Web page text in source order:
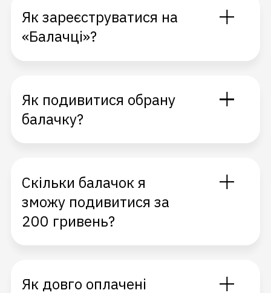
Як зареєструватися на
«Балачці»?
Як подивитися обрану
балачку?
Скільки балачок я
зможу подивитися за
200 гривень?
Як довго оплачені